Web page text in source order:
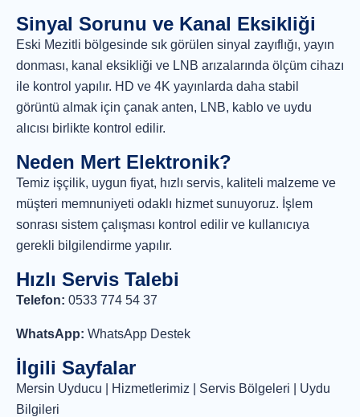
Sinyal Sorunu ve Kanal Eksikliği
Eski Mezitli bölgesinde sık görülen sinyal zayıflığı, yayın
donması, kanal eksikliği ve LNB arızalarında ölçüm cihazı
ile kontrol yapılır. HD ve 4K yayınlarda daha stabil
görüntü almak için çanak anten, LNB, kablo ve uydu
alıcısı birlikte kontrol edilir.
Neden Mert Elektronik?
Temiz işçilik, uygun fiyat, hızlı servis, kaliteli malzeme ve
müşteri memnuniyeti odaklı hizmet sunuyoruz. İşlem
sonrası sistem çalışması kontrol edilir ve kullanıcıya
gerekli bilgilendirme yapılır.
Hızlı Servis Talebi
Telefon: 0533 774 54 37
WhatsApp: WhatsApp Destek
İlgili Sayfalar
Mersin Uyducu Hizmetlerimiz Servis Bölgeleri
Uydu
Bilgileri